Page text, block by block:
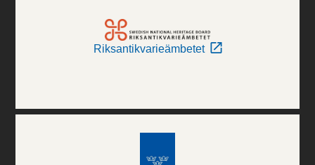
Riksantikvarieämbetet